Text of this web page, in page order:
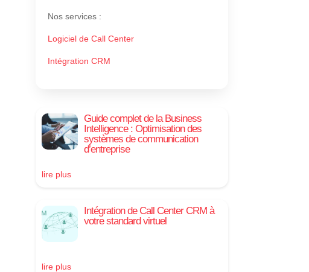
Nos services :
Logiciel de Call Center
Intégration CRM
Guide complet de la Business
Intelligence : Optimisation des
systèmes de communication
d’entreprise
lire plus
Intégration de Call Center CRM à
votre standard virtuel
lire plus